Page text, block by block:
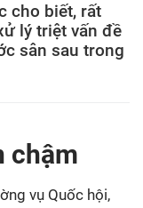
cho biết, rất
lý triệt vấn đề
sân sau trong
chậm
vụ Quốc hội,